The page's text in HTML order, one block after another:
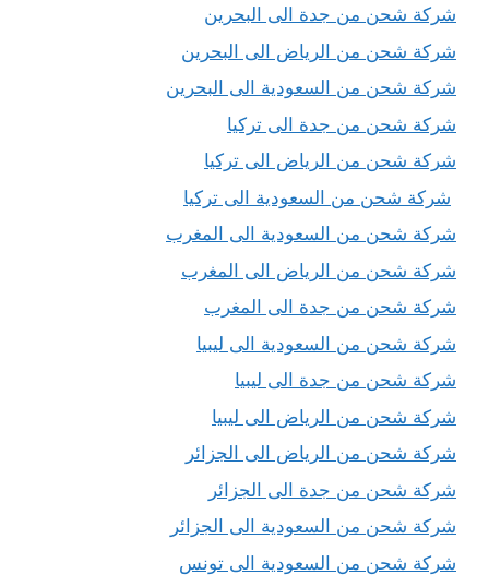
شركة شحن من جدة الى البحرين
شركة شحن من الرياض الى البحرين
شركة شحن من السعودية الى البحرين
شركة شحن من جدة الى تركيا
شركة شحن من الرياض الى تركيا
شركة شحن من السعودية الى تركيا
شركة شحن من السعودية الى المغرب
شركة شحن من الرياض الى المغرب
شركة شحن من جدة الى المغرب
شركة شحن من السعودية الى ليبيا
شركة شحن من جدة الى ليبيا
شركة شحن من الرياض الى ليبيا
شركة شحن من الرياض الى الجزائر
شركة شحن من جدة الى الجزائر
شركة شحن من السعودية الى الجزائر
شركة شحن من السعودية الى تونس